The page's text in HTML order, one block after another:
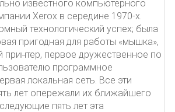
известного компьютерного
Xerox в середине 1970-х.
технологический успех; была
пригодная для работы «мышка»,
принтер, первое дружественное по
программное
локальная сеть. Все эти
лет опережали их ближайшего
пять лет эта